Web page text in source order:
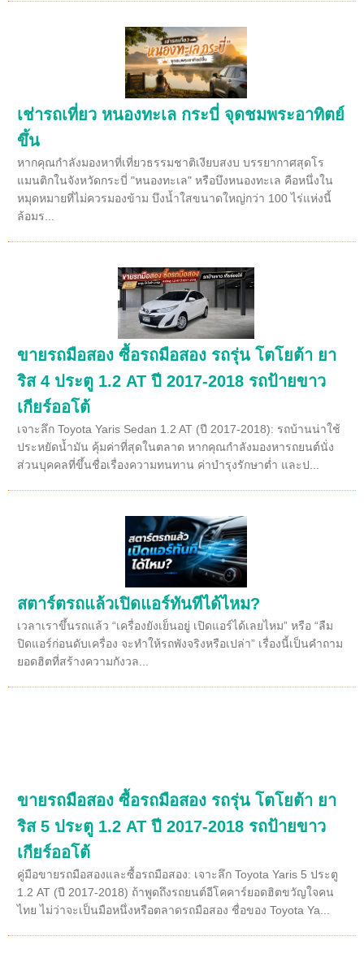
เช่ารถเที่ยว หนองทะเล กระบี่ จุดชมพระอาทิตย์
ขึ้น
หากคุณกำลังมองหาที่เที่ยวธรรมชาติเงียบสงบ บรรยากาศสุดโร
แมนติกในจังหวัดกระบี่ "หนองทะเล" หรือบึงหนองทะเล คือหนึ่งใน
หมุดหมายที่ไม่ควรมองข้าม บึงน้ำใสขนาดใหญ่กว่า 100 ไร่แห่งนี้
ล้อมร...
ขายรถมือสอง ซื้อรถมือสอง รถรุ่น โตโยต้า ยา
ริส 4 ประตู 1.2 AT ปี 2017-2018 รถป้ายขาว
เกียร์ออโต้
เจาะลึก Toyota Yaris Sedan 1.2 AT (ปี 2017-2018): รถบ้านน่าใช้
ประหยัดน้ำมัน คุ้มค่าที่สุดในตลาด หากคุณกำลังมองหารถยนต์นั่ง
ส่วนบุคคลที่ขึ้นชื่อเรื่องความทนทาน ค่าบำรุงรักษาต่ำ และป...
สตาร์ตรถแล้วเปิดแอร์ทันทีได้ไหม?
เวลาเราขึ้นรถแล้ว “เครื่องยังเย็นอยู่ เปิดแอร์ได้เลยไหม” หรือ “ลืม
ปิดแอร์ก่อนดับเครื่อง จะทำให้รถพังจริงหรือเปล่า” เรื่องนี้เป็นคำถาม
ยอดฮิตที่สร้างความกังวล...
ขายรถมือสอง ซื้อรถมือสอง รถรุ่น โตโยต้า ยา
ริส 5 ประตู 1.2 AT ปี 2017-2018 รถป้ายขาว
เกียร์ออโต้
คู่มือขายรถมือสองและซื้อรถมือสอง: เจาะลึก Toyota Yaris 5 ประตู
1.2 AT (ปี 2017-2018) ถ้าพูดถึงรถยนต์อีโคคาร์ยอดฮิตขวัญใจคน
ไทย ไม่ว่าจะเป็นมือหนึ่งหรือตลาดรถมือสอง ชื่อของ Toyota Ya...